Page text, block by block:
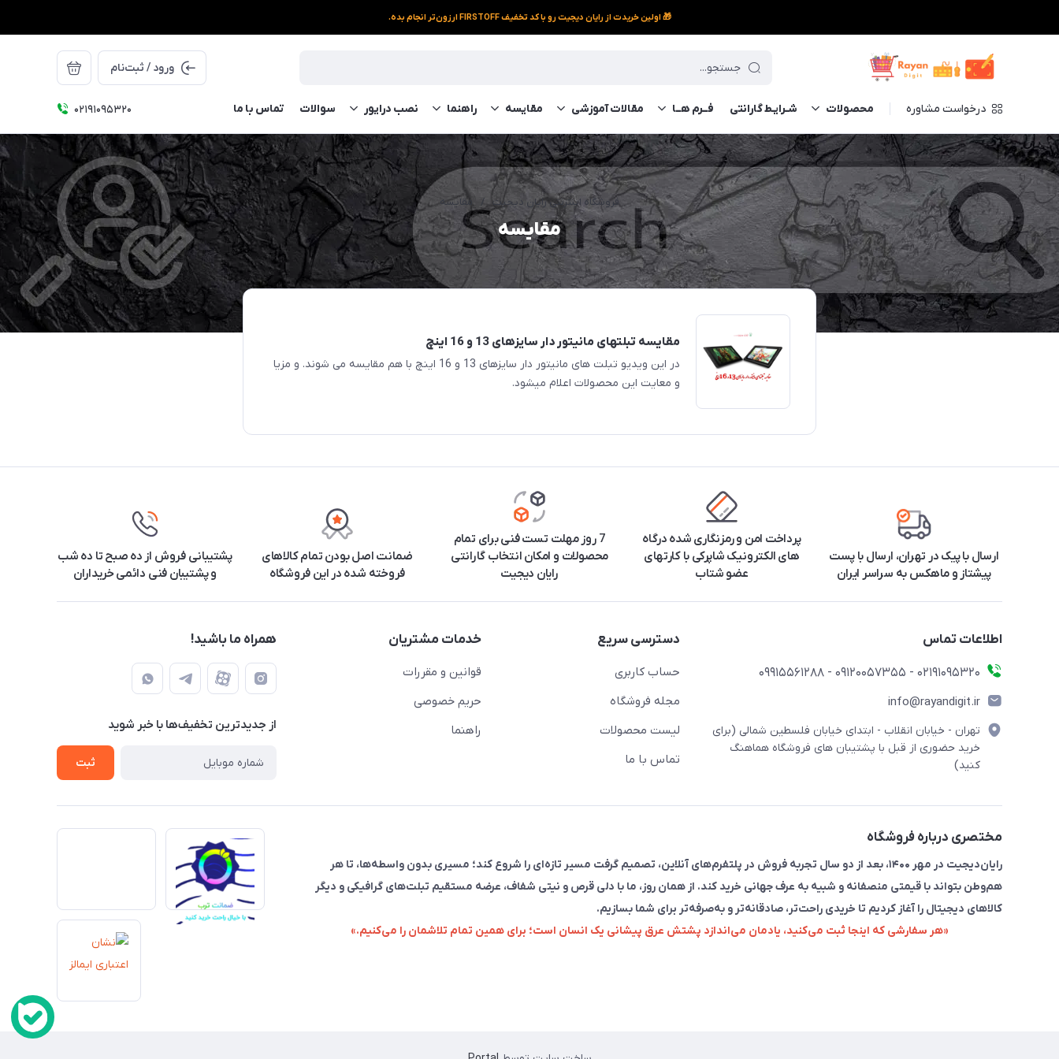
🎁 اولین خریدت از رایان دیجیت رو با کد تخفیف FIRSTOFF ارزون‌تر انجام بده.
ورود / ثبت‌نام
درخواست مشاوره محصولات شـرایـط گارانتی فــرم‌ هــا مقالات آموزشی مقایسه راهنما نصب درایور سوالات تماس با ما ۰۲۱91095320
فروشگاه اینترنتی رایان دیجیت / مقایسه
مقایسه
مقایسه تبلتهای مانیتور دار سایزهای 13 و 16 اینچ
در این ویدیو تبلت های مانیتور دار سایزهای 13 و 16 اینچ با هم مقایسه می شوند. و مزیا
و معایت این محصولات اعلام میشود.
ارسال با پیک در تهران، ارسال با پست
پیشتاز و ماهکس به سراسر ایران
پرداخت امن و رمزنگاری شده درگاه
های الکترونیک شاپرکی با کارتهای
عضو شتاب
7 روز مهلت تست فنی برای تمام
محصولات و امکان انتخاب گارانتی
رایان دیجیت
ضمانت اصل بودن تمام کالاهای
فروخته شده در این فروشگاه
پشتیبانی فروش از ده صبح تا ده شب
و پشتیبان فنی دائمی خریداران
اطلاعات تماس
۰۲۱91095320 - 09120057355 - 09915561288
info@rayandigit.ir
تهران - خیابان انقلاب - ابتدای خیابان فلسطین شمالی (برای
خرید حضوری از قبل با پشتیبان های فروشگاه هماهنگ
کنید)
دسترسی سریع
حساب کاربری
مجله فروشگاه
لیست محصولات
تماس با ما
خدمات مشتریان
قوانین و مقررات
حریم خصوصی
راهنما
همراه ما باشید!
از جدید‌ترین تخفیف‌ها با‌ خبر شوید
ثبت
مختصری درباره فروشگاه
رایان‌دیجیت در مهر ۱۴۰۰، بعد از دو سال تجربه فروش در پلتفرم‌های آنلاین، تصمیم گرفت مسیر تازه‌ای را شروع کند؛ مسیری بدون واسطه‌ها، تا هر
هم‌وطن بتواند با قیمتی منصفانه و شبیه به عرف جهانی خرید کند. از همان روز، ما با دلی قرص و نیتی شفاف، عرضه مستقیم تبلت‌های گرافیکی و دیگر
کالاهای دیجیتال را آغاز کردیم تا خریدی راحت‌تر، صادقانه‌تر و به‌صرفه‌تر برای شما بسازیم.
«هر سفارشی که اینجا ثبت می‌کنید، یادمان می‌اندازد پشتش عرق پیشانی یک انسان است؛ برای همین تمام تلاشمان را می‌کنیم.»